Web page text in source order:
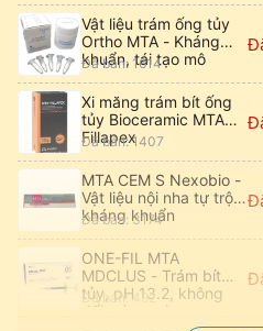
Vật liệu trám ống tủy
Ortho MTA - Kháng
khuẩn, tái tạo mô
Đã bán: 1614
Xi măng trám bít ống
tủy Bioceramic MTA
Fillapex
Đã bán: 1407
MTA CEM S Nexobio -
Vật liệu nội nha tự trộn,
kháng khuẩn
Đã bán: 3174
ONE-FIL MTA
MDCLUS - Trám bít
tủy, pH 13.2, không
đổi màu resin
Đã bán: 492